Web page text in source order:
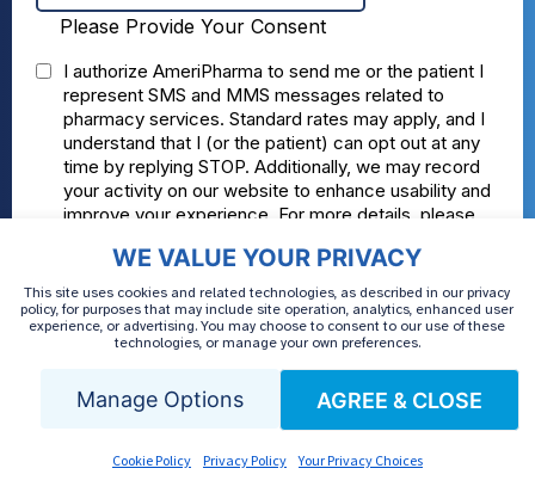
WE VALUE YOUR PRIVACY
This site uses cookies and related technologies, as described in our privacy
policy, for purposes that may include site operation, analytics, enhanced user
experience, or advertising. You may choose to consent to our use of these
technologies, or manage your own preferences.
Manage Options AGREE & CLOSE
Cookie Policy Privacy Policy Your Privacy Choices